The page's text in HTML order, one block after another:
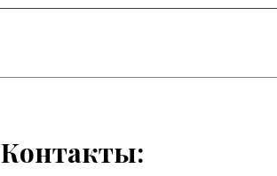
Контакты: